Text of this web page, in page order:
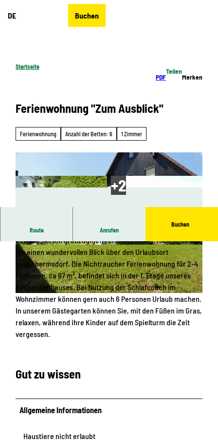
DE Buchen
Startseite
PDF
Teilen
Merken
Ferienwohnung "Zum Ausblick"
Ferienwohnung Anzahl der Betten: 6 1 Zimmer
© Familie Körbitz |CC-BY-SA
© Familie Körbitz |CC-BY-SA © Familie Körbitz |CC-BY-SA
Route Anrufen
Buchen
Auf einer Anhöhe liegt unser Haus mit der modern
eingerichteten großzügigen Ferienwohnung. Hier genießen
Sie einen wundervollen Blick über den Urlaubsort
Hinterhermsdorf. Die Nichtraucher Ferienwohnung für 2-4
Personen, ca 87 m², befindet sich in der 1. Etage unseres
Einfamilienhauses. Bei Nutzung der Schlafcouch im
Wohnzimmer können gern auch 6 Personen Urlaub machen.
In unserem Gästegarten können Sie, mit den Füßen im Gras,
relaxen, während ihre Kinder auf dem Spielturm die Zeit
vergessen.
Gut zu wissen
Allgemeine Informationen
Haustiere nicht erlaubt